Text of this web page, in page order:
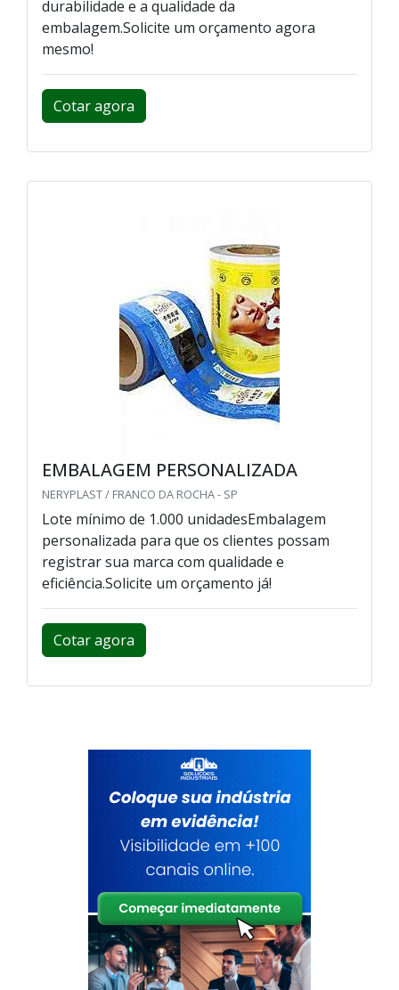
durabilidade e a qualidade da
embalagem.Solicite um orçamento agora
mesmo!
Cotar agora
EMBALAGEM PERSONALIZADA
NERYPLAST / FRANCO DA ROCHA - SP
Lote mínimo de 1.000 unidadesEmbalagem
personalizada para que os clientes possam
registrar sua marca com qualidade e
eficiência.Solicite um orçamento já!
Cotar agora